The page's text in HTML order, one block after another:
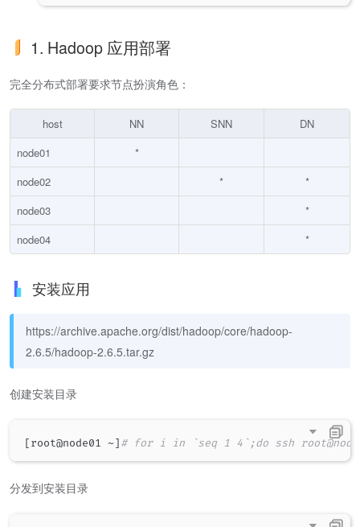
1. Hadoop 应用部署
完全分布式部署要求节点扮演角色：
host NN SNN
DN
node01
*
node02
*
*
node03
*
node04
*
安装应用
https://archive.apache.org/dist/hadoop/core/hadoop-
2.6.5/hadoop-2.6.5.tar.gz
创建安装目录
[root@node01 ~] # for i in `seq 1 4`;do ssh
分发到安装目录